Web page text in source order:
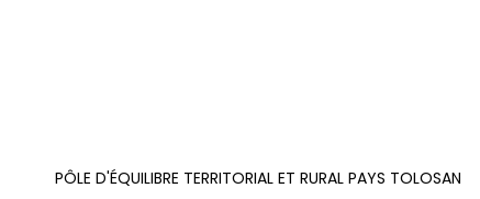
PÔLE D'ÉQUILIBRE TERRITORIAL ET RURAL PAYS TOLOSAN